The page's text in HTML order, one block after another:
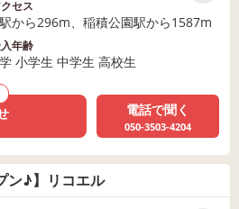
セス
から296m、稲積公園駅から1587m
年齢
小学生 中学生 高校生
電話で聞く
050-3503-4204
ン♪】リコエル